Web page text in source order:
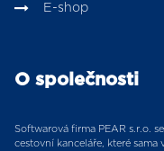
E-shop
O společnosti
Softwarová firma PEAR s.r.o.
cestovní kanceláře, které sama